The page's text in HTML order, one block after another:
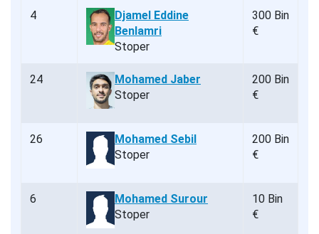
4
Djamel Eddine
Benlamri
Stoper
300 Bin
€
24
Mohamed Jaber
Stoper
200 Bin
€
26
Mohamed Sebil
Stoper
200 Bin
€
6
Mohamed Surour
Stoper
10 Bin
€